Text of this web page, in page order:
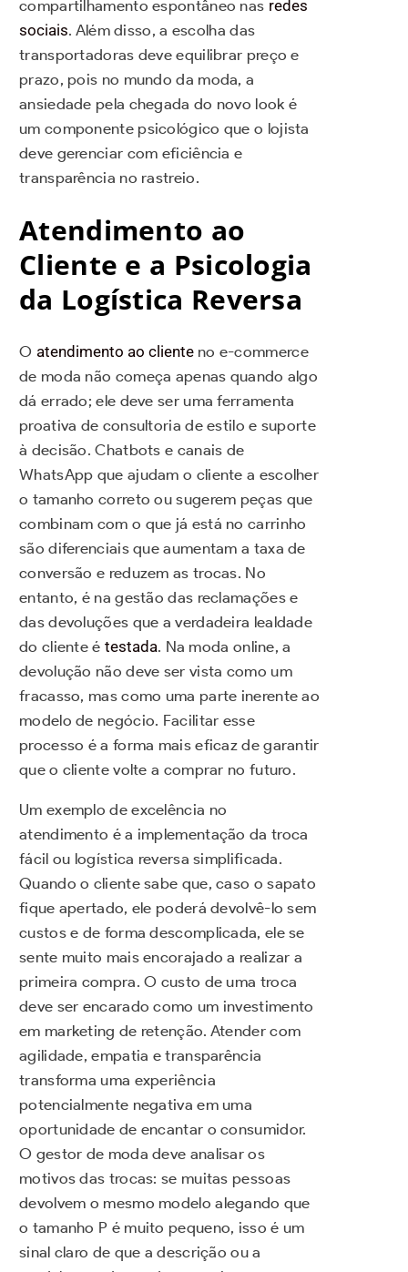
compartilhamento espontâneo nas redes
sociais. Além disso, a escolha das
transportadoras deve equilibrar preço e
prazo, pois no mundo da moda, a
ansiedade pela chegada do novo look é
um componente psicológico que o lojista
deve gerenciar com eficiência e
transparência no rastreio.
Atendimento ao
Cliente e a Psicologia
da Logística Reversa
O atendimento ao clienteno e-commerce
de moda não começa apenas quando algo
dá errado; ele deve ser uma ferramenta
proativa de consultoria de estilo e suporte
à decisão. Chatbots e canais de
WhatsApp que ajudam o cliente a escolher
o tamanho correto ou sugerem peças que
combinam com o que já está no carrinho
são diferenciais que aumentam a taxa de
conversão e reduzem as trocas. No
entanto, é na gestão das reclamações e
das devoluções que a verdadeira lealdade
do cliente é testada. Na moda online, a
devolução não deve ser vista como um
fracasso, mas como uma parte inerente ao
modelo de negócio. Facilitar esse
processo é a forma mais eficaz de garantir
que o cliente volte a comprar no futuro.
Um exemplo de excelência no
atendimento é a implementação da troca
fácil ou logística reversa simplificada.
Quando o cliente sabe que, caso o sapato
fique apertado, ele poderá devolvê-lo sem
custos e de forma descomplicada, ele se
sente muito mais encorajado a realizar a
primeira compra. O custo de uma troca
deve ser encarado como um investimento
em marketing de retenção. Atender com
agilidade, empatia e transparência
transforma uma experiência
potencialmente negativa em uma
oportunidade de encantar o consumidor.
O gestor de moda deve analisar os
motivos das trocas: se muitas pessoas
devolvem o mesmo modelo alegando que
o tamanho P é muito pequeno, isso é um
sinal claro de que a descrição ou a